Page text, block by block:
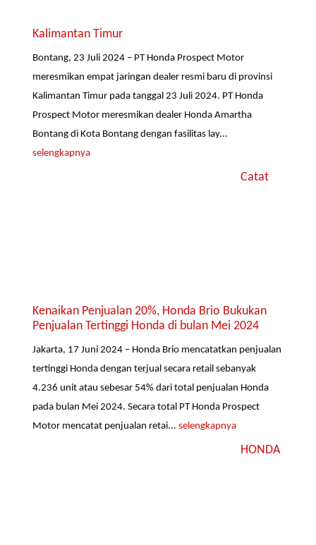
Kalimantan Timur
Bontang, 23 Juli 2024 – PT Honda Prospect Motor
meresmikan empat jaringan dealer resmi baru di provinsi
Kalimantan Timur pada tanggal 23 Juli 2024. PT Honda
Prospect Motor meresmikan dealer Honda Amartha
Bontang di Kota Bontang dengan fasilitas lay...
selengkapnya
Catat
Kenaikan Penjualan 20%, Honda Brio Bukukan
Penjualan Tertinggi Honda di bulan Mei 2024
Jakarta, 17 Juni 2024 – Honda Brio mencatatkan penjualan
tertinggi Honda dengan terjual secara retail sebanyak
4.236 unit atau sebesar 54% dari total penjualan Honda
pada bulan Mei 2024. Secara total PT Honda Prospect
Motor mencatat penjualan retai...selengkapnya
HONDA